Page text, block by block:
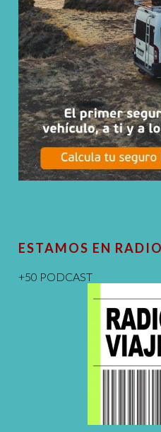
ESTAMOS EN
+50 PODCAST